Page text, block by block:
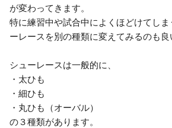
が変わってきます。
特に練習中や試合中によくほどけてしま
ーレースを別の種類に変えてみるのも良
シューレースは一般的に、
・太ひも
・細ひも
・丸ひも（オーバル）
の３種類があります。